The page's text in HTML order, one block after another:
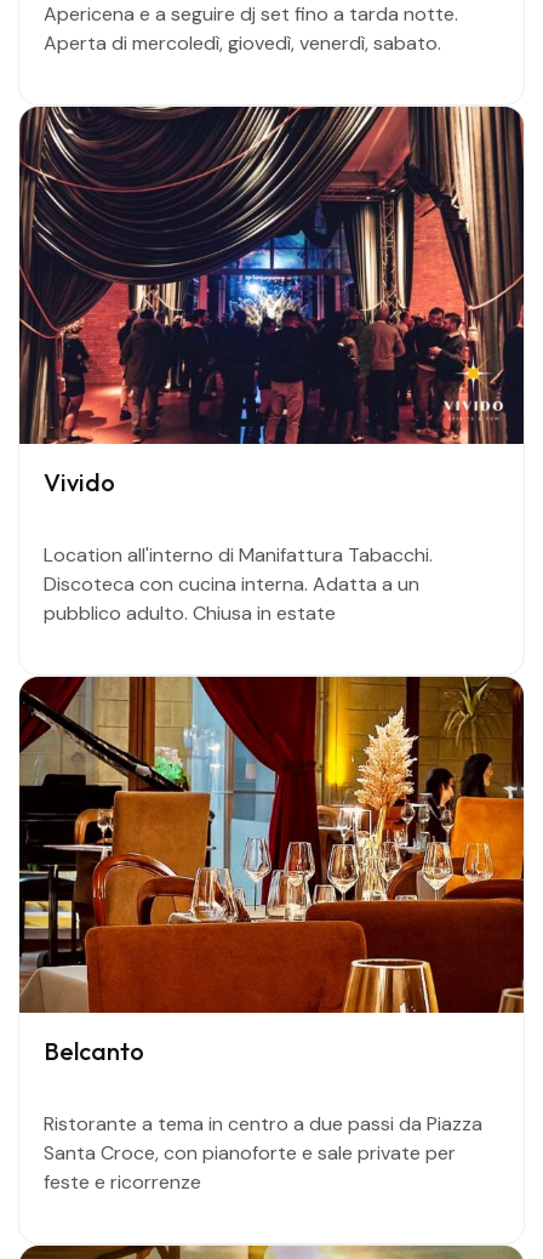
Apericena e a seguire dj set fino a tarda notte.
Aperta di mercoledì, giovedì, venerdì, sabato.
Vivido
Location all'interno di Manifattura Tabacchi.
Discoteca con cucina interna. Adatta a un
pubblico adulto. Chiusa in estate
Belcanto
Ristorante a tema in centro a due passi da Piazza
Santa Croce, con pianoforte e sale private per
feste e ricorrenze